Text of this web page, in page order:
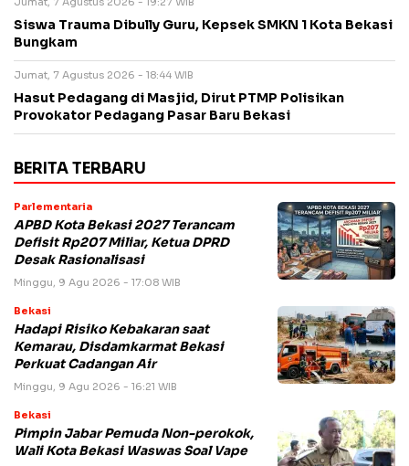
Siswa Trauma Dibully Guru, Kepsek SMKN 1 Kota Bekasi
Bungkam
Jumat, 7 Agustus 2026 - 18:44 WIB
Hasut Pedagang di Masjid, Dirut PTMP Polisikan
Provokator Pedagang Pasar Baru Bekasi
BERITA TERBARU
Parlementaria
APBD Kota Bekasi 2027 Terancam
Defisit Rp207 Miliar, Ketua DPRD
Desak Rasionalisasi
Minggu, 9 Agu 2026 - 17:08 WIB
Bekasi
Hadapi Risiko Kebakaran saat
Kemarau, Disdamkarmat Bekasi
Perkuat Cadangan Air
Minggu, 9 Agu 2026 - 16:21 WIB
Bekasi
Pimpin Jabar Pemuda Non-perokok,
Wali Kota Bekasi Waswas Soal Vape